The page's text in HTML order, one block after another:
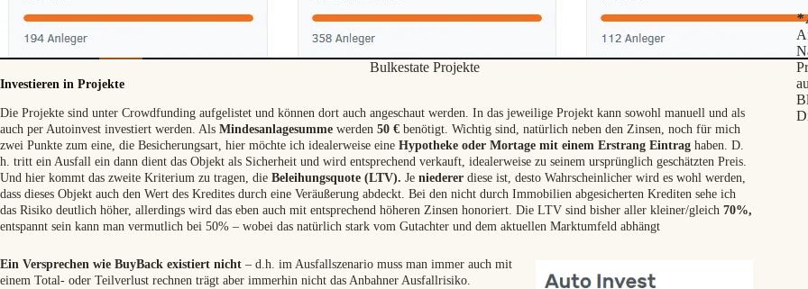
Bulkestate Projekte
Investieren in Projekte
Die Projekte sind unter Crowdfunding aufgelistet und können dort auch angeschaut werden. In das jeweilige Projekt kann sowohl manuell und als
auch per Autoinvest investiert werden. Als Mindesanlagesumme werden 50 € benötigt. Wichtig sind, natürlich neben den Zinsen, noch für mich
zwei Punkte zum eine, die Besicherungsart, hier möchte ich idealerweise eine Hypotheke oder Mortage mit einem Erstrang Eintrag haben. D.
h. tritt ein Ausfall ein dann dient das Objekt als Sicherheit und wird entsprechend verkauft, idealerweise zu seinem ursprünglich geschätzten Preis.
Und hier kommt das zweite Kriterium zu tragen, die Beleihungsquote (LTV). Je niederer diese ist, desto Wahrscheinlicher wird es wohl werden,
dass dieses Objekt auch den Wert des Kredites durch eine Veräußerung abdeckt. Bei den nicht durch Immobilien abgesicherten Krediten sehe ich
das Risiko deutlich höher, allerdings wird das eben auch mit entsprechend höheren Zinsen honoriert. Die LTV sind bisher aller kleiner/gleich 70%,
entspannt sein kann man vermutlich bei 50% – wobei das natürlich stark vom Gutachter und dem aktuellen Marktumfeld abhängt
Ein Versprechen wie BuyBack existiert nicht – d.h. im Ausfallszenario muss man immer auch mit
einem Total- oder Teilverlust rechnen trägt aber immerhin nicht das Anbahner Ausfallrisiko.
*